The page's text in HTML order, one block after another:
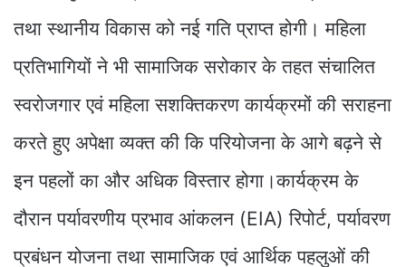
तथा स्थानीय विकास को नई गति प्राप्त होगी। महिला
प्रतिभागियों ने भी सामाजिक सरोकार के तहत संचालित
स्वरोजगार एवं महिला सशक्तिकरण कार्यक्रमों की सराहना
करते हुए अपेक्षा व्यक्त की कि परियोजना के आगे बढ़ने से
इन पहलों का और अधिक विस्तार होगा।कार्यक्रम के
दौरान पर्यावरणीय प्रभाव आंकलन (EIA) रिपोर्ट, पर्यावरण
प्रबंधन योजना तथा सामाजिक एवं आर्थिक पहलुओं की